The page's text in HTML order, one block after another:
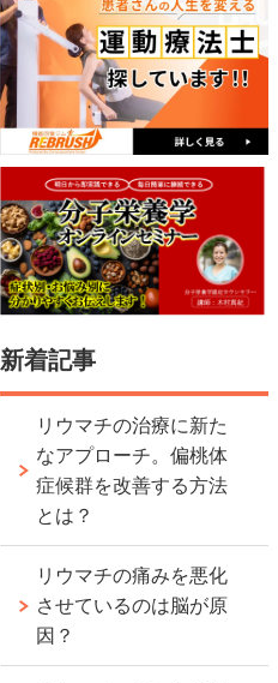
新着記事
リウマチの治療に新た
なアプローチ。偏桃体
症候群を改善する方法
とは？
リウマチの痛みを悪化
させているのは脳が原
因？